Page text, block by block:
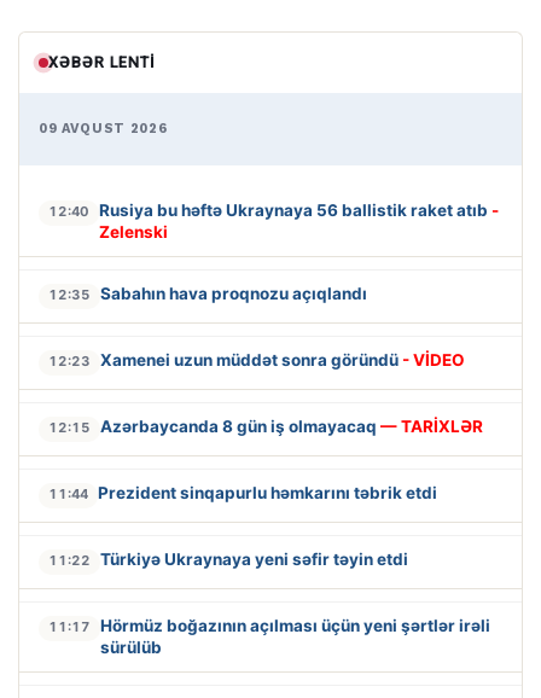
XƏBƏR LENTI
09 AVQUST 2026
12:40 Rusiya bu həftə Ukraynaya 56 ballistik raket atıb -
Zelenski
12:35 Sabahın hava proqnozu açıqlandı
12:23 Xamenei uzun müddət sonra göründü - VİDEO
12:15 Azərbaycanda 8 gün iş olmayacaq — TARİXLƏR
11:44 Prezident sinqapurlu həmkarını təbrik etdi
11:22 Türkiyə Ukraynaya yeni səfir təyin etdi
11:17
Hörmüz boğazının açılması üçün yeni şərtlər irəli
sürülüb